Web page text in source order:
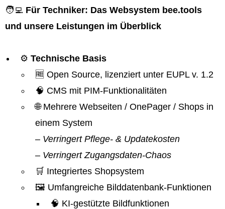
🧑‍💻 Für Techniker: Das Websystem bee.tools
und unsere Leistungen im Überblick
⚙️ Technische Basis
🆓 Open Source, lizenziert unter EUPL v. 1.2
🧠 CMS mit PIM-Funktionalitäten
🌐 Mehrere Webseiten / OnePager / Shops in
einem System
– Verringert Pflege- & Updatekosten
– Verringert Zugangsdaten-Chaos
🛒 Integriertes Shopsystem
🖼️ Umfangreiche Bilddatenbank-Funktionen
🧠 KI-gestützte Bildfunktionen